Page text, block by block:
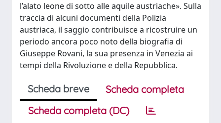
l’alato leone di sotto alle aquile austriache». Sulla
traccia di alcuni documenti della Polizia
austriaca, il saggio contribuisce a ricostruire un
periodo ancora poco noto della biografia di
Giuseppe Rovani, la sua presenza in Venezia ai
tempi della Rivoluzione e della Repubblica.
Scheda breve
Scheda completa
Scheda completa (DC)